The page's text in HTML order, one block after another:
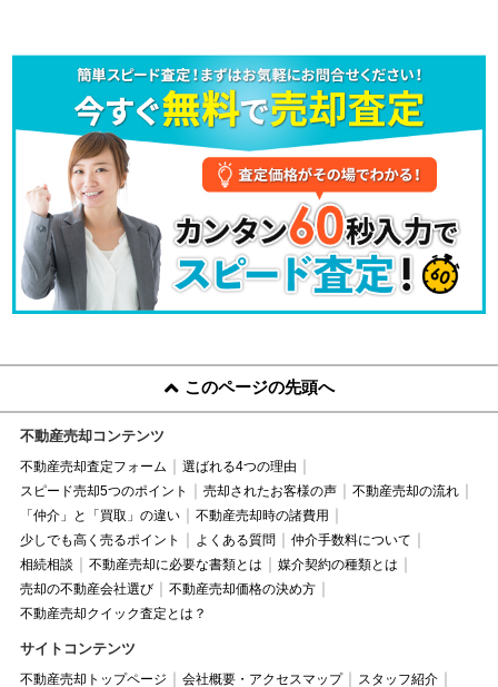
このページの先頭へ
不動産売却コンテンツ
不動産売却査定フォーム
選ばれる4つの理由
スピード売却5つのポイント
売却されたお客様の声
不動産売却の流れ
「仲介」と「買取」の違い
不動産売却時の諸費用
少しでも高く売るポイント
よくある質問
仲介手数料について
相続相談
不動産売却に必要な書類とは
媒介契約の種類とは
売却の不動産会社選び
不動産売却価格の決め方
不動産売却クイック査定とは？
サイトコンテンツ
不動産売却トップページ 会社概要・アクセスマップ スタッフ紹介